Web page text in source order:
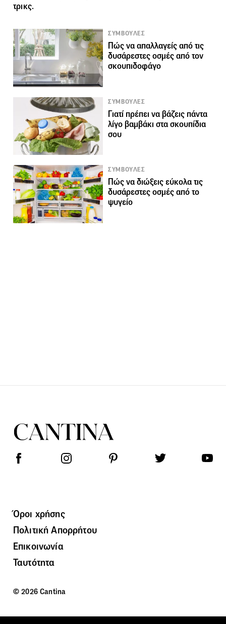
τρικς.
ΣΥΜΒΟΥΛΕΣ
Πώς να απαλλαγείς από τις
δυσάρεστες οσμές από τον
σκουπιδοφάγο
ΣΥΜΒΟΥΛΕΣ
Γιατί πρέπει να βάζεις πάντα
λίγο βαμβάκι στα σκουπίδια
σου
ΣΥΜΒΟΥΛΕΣ
Πώς να διώξεις εύκολα τις
δυσάρεστες οσμές από το
ψυγείο
Όροι χρήσης
Πολιτική Απορρήτου
Επικοινωνία
Ταυτότητα
© 2026 Cantina